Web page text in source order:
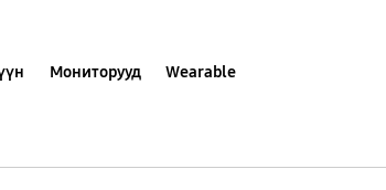
Мониторууд Wearable